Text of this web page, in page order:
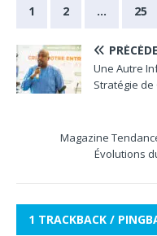
1 2 … 25
Une Autre
Stratégie de
Magazine
Évolutions
1 TRACKBACK /